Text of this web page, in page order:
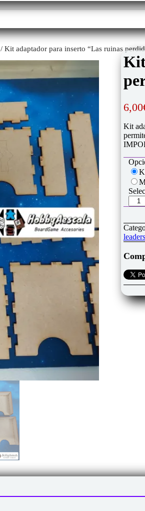
/ Kit adaptador para inserto “Las ruinas
6,00
Kit
Kit
"Las
leaders